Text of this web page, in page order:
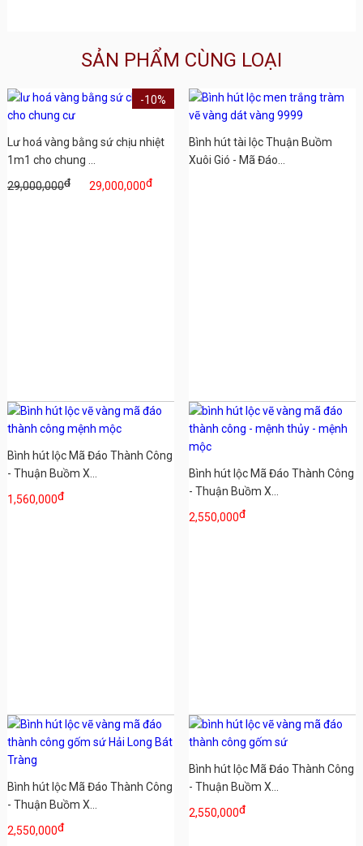
SẢN PHẨM CÙNG LOẠI
Lư hoá vàng bằng sứ chịu nhiệt
1m1 cho chung ...
29,000,000đ 29,000,000đ
-10%
Bình hút tài lộc Thuận Buồm
Xuôi Gió - Mã Đáo...
Bình hút lộc Mã Đáo Thành Công
- Thuận Buồm X...
1,560,000đ
Bình hút lộc Mã Đáo Thành Công
- Thuận Buồm X...
2,550,000đ
Bình hút lộc Mã Đáo Thành Công
- Thuận Buồm X...
2,550,000đ
Bình hút lộc Mã Đáo Thành Công
- Thuận Buồm X...
2,550,000đ